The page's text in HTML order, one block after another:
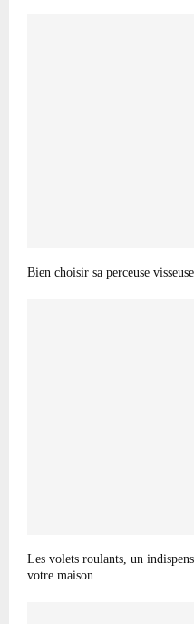
Bien choisir sa perceuse
Les volets roulants, un
votre maison